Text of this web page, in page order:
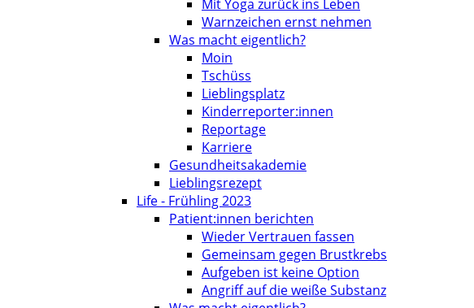
Mit Yoga zurück ins Leben
Warnzeichen ernst nehmen
Was macht eigentlich?
Moin
Tschüss
Lieblingsplatz
Kinderreporter:innen
Reportage
Karriere
Gesundheitsakademie
Lieblingsrezept
Life - Frühling 2023
Patient:innen berichten
Wieder Vertrauen fassen
Gemeinsam gegen Brustkrebs
Aufgeben ist keine Option
Angriff auf die weiße Substanz